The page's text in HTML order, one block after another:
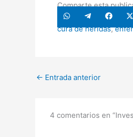
Comparte esta
Compartir
WhatsApp
Compartir
Telegram
cura de heridas,
← Entrada anterior
4 comentarios en